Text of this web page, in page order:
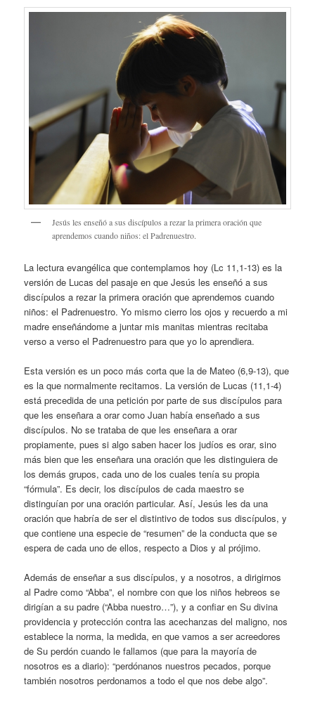
Jesús les enseñó a sus discípulos a rezar la primera oración que
aprendemos cuando niños: el Padrenuestro.
La lectura evangélica que contemplamos hoy (Lc 11,1-13) es la
versión de Lucas del pasaje en que Jesús les enseñó a sus
discípulos a rezar la primera oración que aprendemos cuando
niños: el Padrenuestro. Yo mismo cierro los ojos y recuerdo a mi
madre enseñándome a juntar mis manitas mientras recitaba
verso a verso el Padrenuestro para que yo lo aprendiera.
Esta versión es un poco más corta que la de Mateo (6,9-13), que
es la que normalmente recitamos. La versión de Lucas (11,1-4)
está precedida de una petición por parte de sus discípulos para
que les enseñara a orar como Juan había enseñado a sus
discípulos. No se trataba de que les enseñara a orar
propiamente, pues si algo saben hacer los judíos es orar, sino
más bien que les enseñara una oración que les distinguiera de
los demás grupos, cada uno de los cuales tenía su propia
“fórmula”. Es decir, los discípulos de cada maestro se
distinguían por una oración particular. Así, Jesús les da una
oración que habría de ser el distintivo de todos sus discípulos, y
que contiene una especie de “resumen” de la conducta que se
espera de cada uno de ellos, respecto a Dios y al prójimo.
Además de enseñar a sus discípulos, y a nosotros, a dirigirnos
al Padre como “Abba”, el nombre con que los niños hebreos se
dirigían a su padre (“Abba nuestro…”), y a confiar en Su divina
providencia y protección contra las acechanzas del maligno, nos
establece la norma, la medida, en que vamos a ser acreedores
de Su perdón cuando le fallamos (que para la mayoría de
nosotros es a diario): “perdónanos nuestros pecados, porque
también nosotros perdonamos a todo el que nos debe algo”.